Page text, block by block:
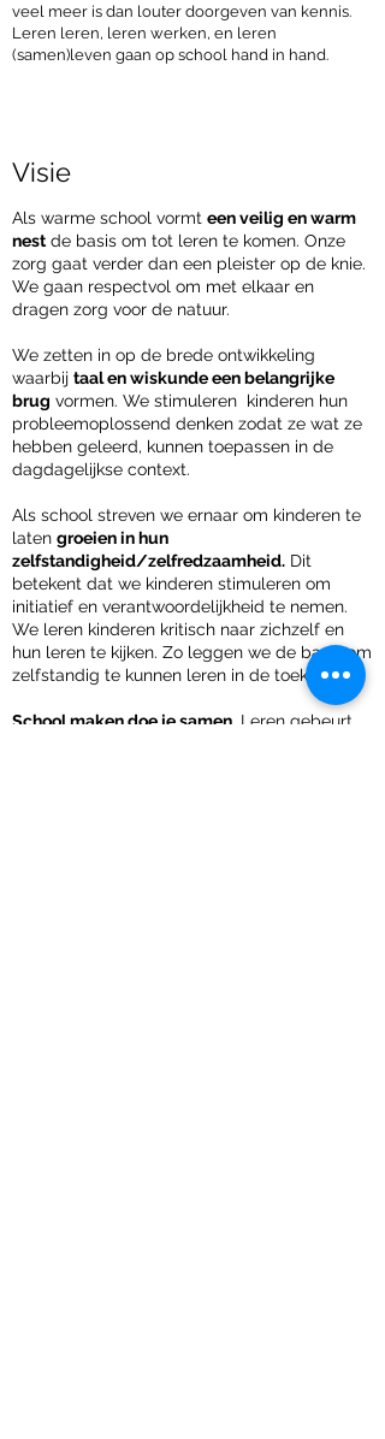
veel meer is dan louter doorgeven van kennis.
Leren leren, leren werken, en leren
(samen)leven gaan op school hand in hand.
Visie
Als warme school vormt een veilig en warm
nest de basis om tot leren te komen. Onze
zorg gaat verder dan een pleister op de knie.
We gaan respectvol om met elkaar en
dragen zorg voor de natuur.
We zetten in op de brede ontwikkeling
waarbij taal en wiskunde een belangrijke
brug vormen. We stimuleren kinderen hun
probleemoplossend denken zodat ze wat ze
hebben geleerd, kunnen toepassen in de
dagdagelijkse context.
Als school streven we ernaar om kinderen te
laten groeien in hun
zelfstandigheid/zelfredzaamheid. Dit
betekent dat we kinderen stimuleren om
initiatief en verantwoordelijkheid te nemen.
We leren kinderen kritisch naar zichzelf en
hun leren te kijken. Zo leggen we de basis om
zelfstandig te kunnen leren in de toekomst.
School maken doe je samen . Leren gebeurt